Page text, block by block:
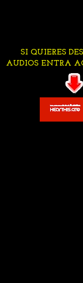
SI QUIERES
AUDIOS ENTRA